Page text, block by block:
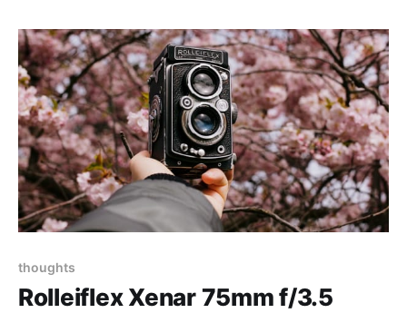
случае. Или цвета будут такими, что любые
психотропные
thoughts
Rolleiflex Xenar 75mm f/3.5